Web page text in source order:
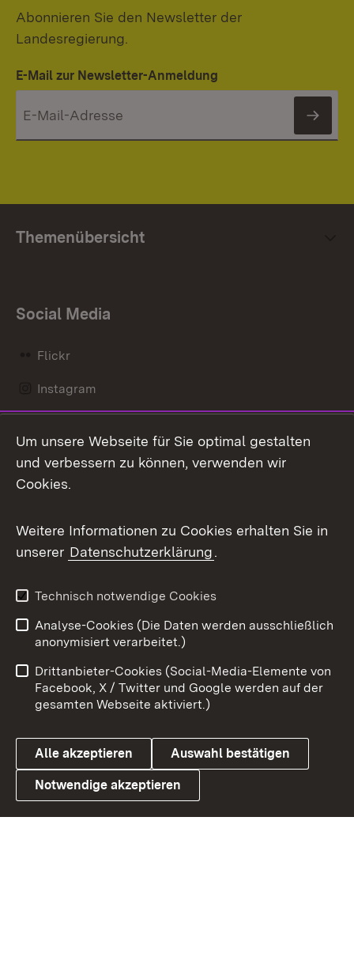
Abonnieren Sie den Newsletter der
Landesregierung.
E-Mail zur Newsletter-Anmeldung
Themenübersicht
Social Media
Flickr
Instagram
Mastodon
Messenger
Social Wall
X / Twitter
Youtube
Link zum Landesportal
Benutzungshinweise
Barrierefreiheit
Datenschutz
Cookies
Um unsere Webseite für Sie optimal gestalten
und verbessern zu können, verwenden wir
Cookies.
Weitere Informationen zu Cookies erhalten Sie in
unserer Datenschutzerklärung.
Technisch notwendige Cookies
Analyse-Cookies (Die Daten werden ausschließlich
anonymisiert verarbeitet.)
Drittanbieter-Cookies (Social-Media-Elemente von
Facebook, X / Twitter und Google werden auf der
gesamten Webseite aktiviert.)
Alle akzeptieren Auswahl bestätigen
Notwendige akzeptieren